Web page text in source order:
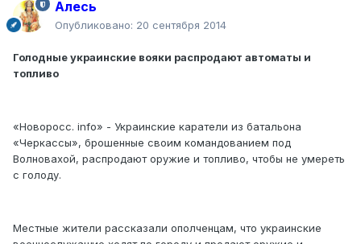
Алесь
Опубликовано: 20 сентября 2014
Голодные украинские вояки распродают автоматы и
топливо
«Новоросс. info» - Украинские каратели из батальона
«Черкассы», брошенные своим командованием под
Волновахой, распродают оружие и топливо, чтобы не умереть
с голоду.
Местные жители рассказали ополченцам, что украинские